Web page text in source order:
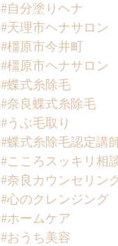
#自分塗りヘナ
#天理市ヘナサロン
#橿原市今井町
#橿原市ヘナサロン
#蝶式糸除毛
#奈良蝶式糸除毛
#うぶ毛取り
#蝶式糸除毛認定講
#こころスッキリ相
#奈良カウンセリン
#心のクレンジング
#ホームケア
#おうち美容